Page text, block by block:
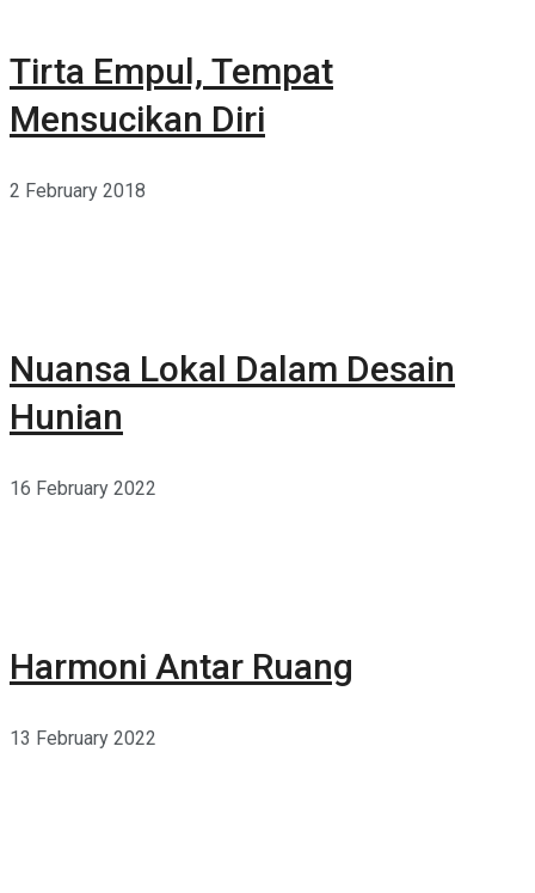
Tirta Empul, Tempat
Mensucikan Diri
2 February 2018
Nuansa Lokal Dalam Desain
Hunian
16 February 2022
Harmoni Antar Ruang
13 February 2022